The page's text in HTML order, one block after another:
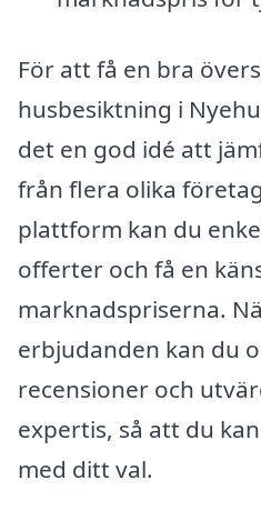
För att få en bra
husbesiktning i
det en god idé att
från flera olika
plattform kan du
offerter och få en
marknadspriserna.
erbjudanden kan du
recensioner och
expertis, så att du
med ditt val.